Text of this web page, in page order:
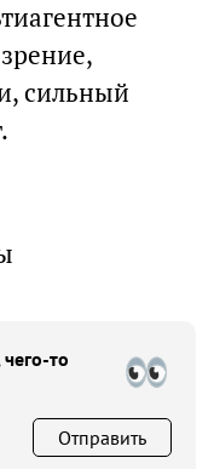
сильный
то
Отправить